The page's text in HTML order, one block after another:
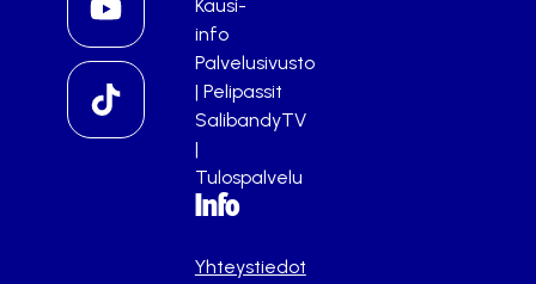
Kausi-
info
Palvelusivusto
| Pelipassit
SalibandyTV
|
Tulospalvelu
Info
Yhteystiedot